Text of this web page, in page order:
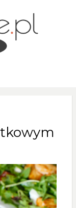
na dania i